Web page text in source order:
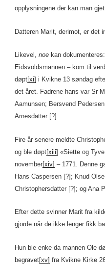
opplysningene der kan man
Datteren Marit, derimot, er det
Likevel, noe kan dokumenteres:
Eidsvoldsmannen – kom til
døpt[xi] i Kvikne 13 søndag
det året. Fadrene hans var Sr
Aamunsen; Bersvend
Arnesdatter [?].
Fire år senere meldte
og ble døpt[xiii] «Siette og
november[xiv] – 1771. Denne
Hans Caspersen [?]; Knud
Christophersdatter [?]; og Ana
Efter dette svinner Marit fra
gjorde når de ikke lenger fikk
Hun ble enke da mannen Ole
begravet[xv] fra Kvikne Kirke